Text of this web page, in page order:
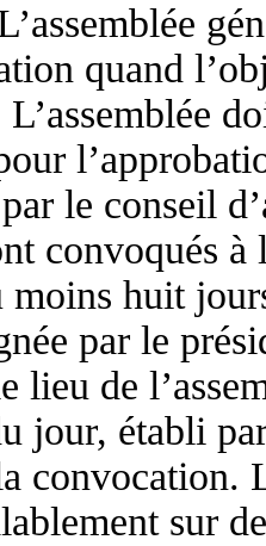
quand
le conseil
convoqués à
moins huit
par le
lieu de
jour, établi
convocation.
sur